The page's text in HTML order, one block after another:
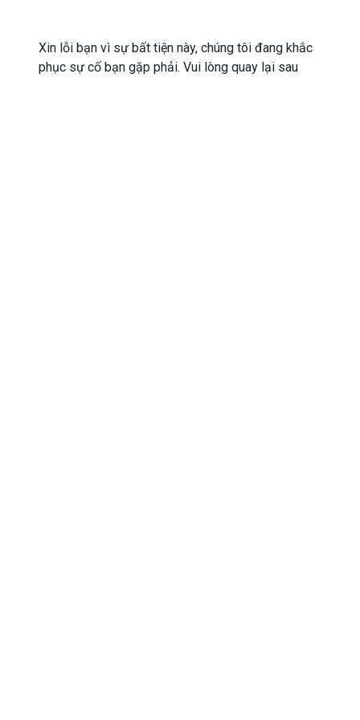
Xin lỗi bạn vì sự bất tiện này, chúng tôi đang khắc
phục sự cố bạn gặp phải. Vui lòng quay lại sau